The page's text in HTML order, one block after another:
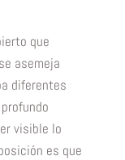
que
asemeja
diferentes
visible lo
es que